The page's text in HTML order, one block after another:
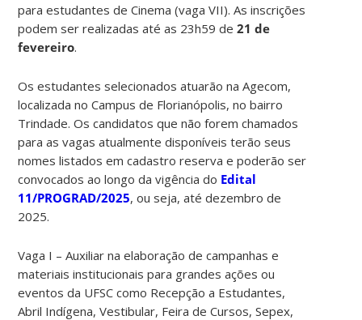
para estudantes de Cinema (vaga VII). As inscrições
podem ser realizadas até as 23h59 de21 de
fevereiro.
Os estudantes selecionados atuarão na Agecom,
localizada no Campus de Florianópolis, no bairro
Trindade. Os candidatos que não forem chamados
para as vagas atualmente disponíveis terão seus
nomes listados em cadastro reserva e poderão ser
convocados ao longo da vigência do Edital
11/PROGRAD/2025, ou seja, até dezembro de
2025.
Vaga I – Auxiliar na elaboração de campanhas e
materiais institucionais para grandes ações ou
eventos da UFSC como Recepção a Estudantes,
Abril Indígena, Vestibular, Feira de Cursos, Sepex,